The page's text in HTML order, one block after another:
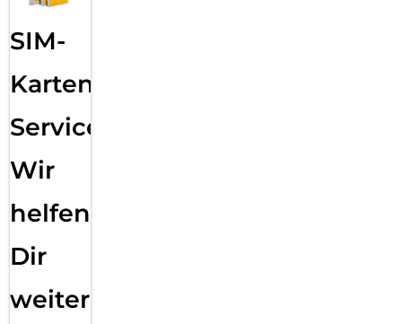
SIM-
Karten
Service:
Wir
helfen
Dir
weiter